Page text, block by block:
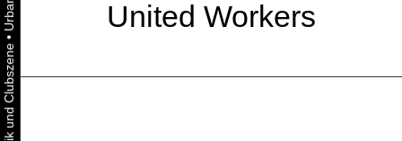
•
United Workers